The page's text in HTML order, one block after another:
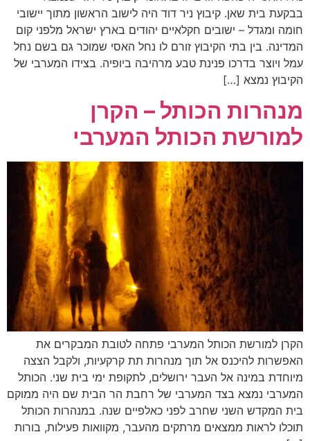
בבקעת בית שאן. קיבוץ ניר דוד היה לישוב הראשון מתוך יישובי
חומה ומגדל – ישובים חקלאיים יהודים בארץ ישראל מלפני קום
המדינה. בין בתי הקיבוץ זורם לו נחל האסי שמוכר גם בשם נחל
עמל ויוצר בדרכו פנינת טבע מרהיבה ביופיה. בצידו המערבי של
הקיבוץ נמצא […]
מנהרות הכותל – הקרן
למורשת הכותל המערבי
הקרן למורשת הכותל המערבי פתחה לטובת המבקרים את
האפשרות להיכנס אל תוך מנהרות תת קרקעיות, ולקבל הצצה
מיוחדת במינה אל העבר ירושלים, לתקופת ימי בית שני. הכותל
המערבי נמצא בצד המערבי של רחבת הר הבית שם היה ממוקם
בית המקדש השני שחרב לפני כאלפיים שנה. במנהרות הכותל
תוכלו לראות ממצאים מרתקים מהעבר, מקוואות פעילות, בורות